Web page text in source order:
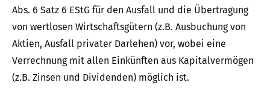
Abs. 6 Satz 6 EStG für den Ausfall und die Übertragung
von wertlosen Wirtschaftsgütern (z.B. Ausbuchung von
Aktien, Ausfall privater Darlehen) vor, wobei eine
Verrechnung mit allen Einkünften aus Kapitalvermögen
(z.B. Zinsen und Dividenden) möglich ist.